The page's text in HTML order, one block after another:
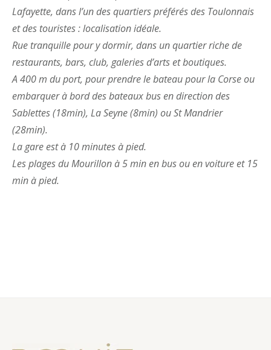
Lafayette, dans l’un des quartiers préférés des Toulonnais
et des touristes : localisation idéale.
Rue tranquille pour y dormir, dans un quartier riche de
restaurants, bars, club, galeries d’arts et boutiques.
A 400 m du port, pour prendre le bateau pour la Corse ou
embarquer à bord des bateaux bus en direction des
Sablettes (18min), La Seyne (8min) ou St Mandrier
(28min).
La gare est à 10 minutes à pied.
Les plages du Mourillon à 5 min en bus ou en voiture et 15
min à pied.